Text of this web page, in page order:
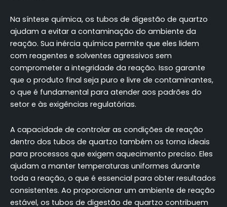
Na síntese química, os tubos de digestão de quartzo
ajudam a evitar a contaminação do ambiente da
reação. Sua inércia química permite que eles lidem
com reagentes e solventes agressivos sem
comprometer a integridade da reação. Isso garante
que o produto final seja puro e livre de contaminantes,
o que é fundamental para atender aos padrões do
setor e às exigências regulatórias.
A capacidade de controlar as condições de reação
dentro dos tubos de quartzo também os torna ideais
para processos que exigem aquecimento preciso. Eles
ajudam a manter temperaturas uniformes durante
toda a reação, o que é essencial para obter resultados
consistentes. Ao proporcionar um ambiente de reação
estável, os tubos de digestão de quartzo contribuem